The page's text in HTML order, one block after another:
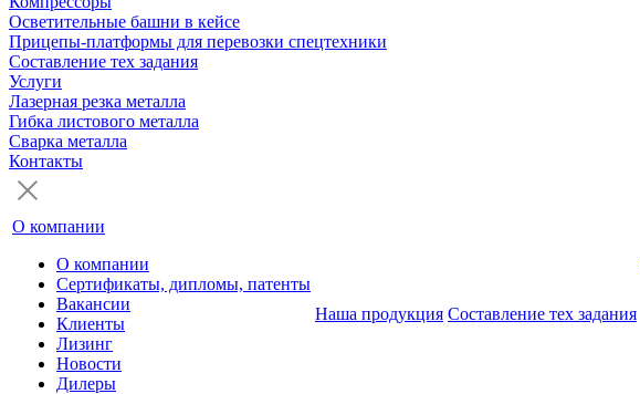
Осветительные башни в кейсе
Прицепы-платформы для перевозки спецтехники
Составление тех задания
Услуги
Лазерная резка металла
Гибка листового металла
Сварка металла
Контакты
О компании
О компании
Сертификаты, дипломы, патенты
Вакансии
Клиенты
Лизинг
Новости
Дилеры
Наша продукция Составление тех задания